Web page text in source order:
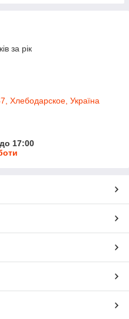
за рік
Хлебодарское, Україна
17:00